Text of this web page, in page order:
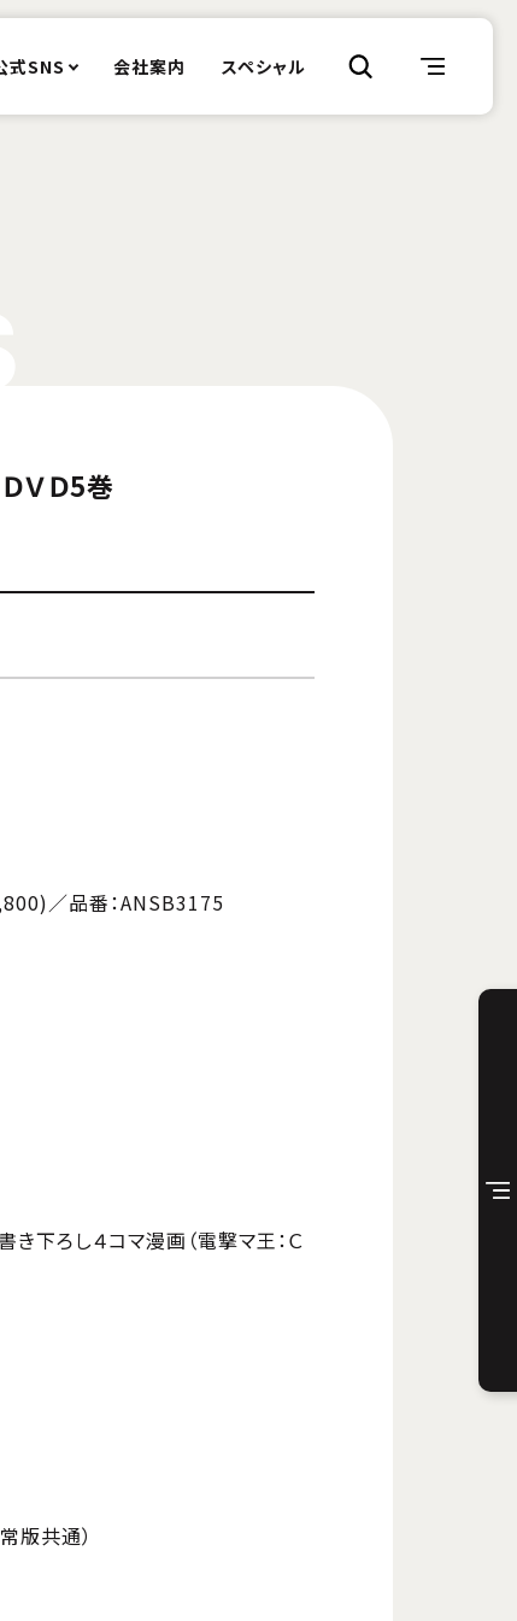
式SNS 会社案内 スペシャル
ＶＤ5巻
／品番：ANSB3175
き下ろし４コマ漫画（電撃マ王：Ｃ
版共通）